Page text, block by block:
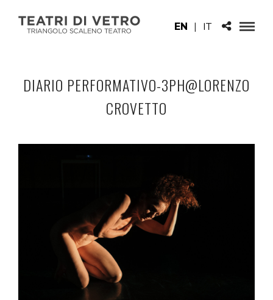
EN | IT
DIARIO PERFORMATIVO-3PH@LORENZO
CROVETTO